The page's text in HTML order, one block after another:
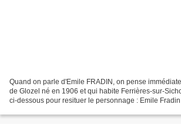
Quand on parle d'Emile FRADIN, on pense
de Glozel né en 1906 et qui habite Ferrières-sur-
ci-dessous pour resituer le personnage : Emile